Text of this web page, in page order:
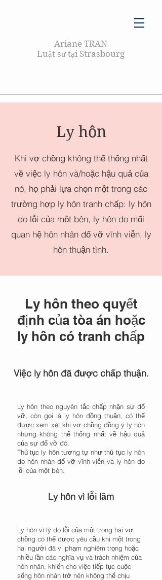
Ariane TRAN
Luật sư tại Strasbourg
Ly hôn
Khi vợ chồng không thể thống nhất
về việc ly hôn và/hoặc hậu quả của
nó, họ phải lựa chọn một trong các
trường hợp ly hôn tranh chấp: ly hôn
do lỗi của một bên, ly hôn do mối
quan hệ hôn nhân đổ vỡ vĩnh viễn, ly
hôn thuận tình.
Ly hôn theo quyết
định của tòa án hoặc
ly hôn có tranh chấp
Việc ly hôn đã được chấp thuận.
Ly hôn theo nguyên tắc chấp nhận sự đổ
vỡ, còn gọi là ly hôn đồng thuận, có thể
được xem xét khi vợ chồng đồng ý ly hôn
nhưng không thể thống nhất về hậu quả
của sự đổ vỡ đó.
Thủ tục ly hôn tương tự như thủ tục ly hôn
do hôn nhân đổ vỡ vĩnh viễn và ly hôn do
lỗi của một bên.
Ly hôn vì lỗi lầm
Ly hôn vì lý do lỗi của một trong hai vợ
chồng có thể được yêu cầu khi một trong
hai người đã vi phạm nghiêm trọng hoặc
nhiều lần các nghĩa vụ và trách nhiệm của
hôn nhân, khiến cho việc tiếp tục cuộc
sống hôn nhân trở nên không thể chịu